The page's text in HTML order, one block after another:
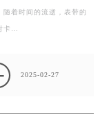
着时间的流逝，表带的
卡…
2025-02-27